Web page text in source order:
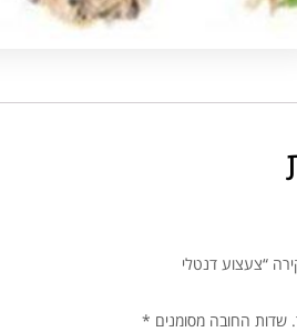
“צעצוע דנטלי
שדות החובה מסומנים *